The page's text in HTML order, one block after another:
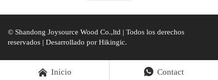
© Shandong Joysource Wood Co.,ltd | Todos los derechos
reservados | Desarrollado por Hikingic.
 Inicio  Contact